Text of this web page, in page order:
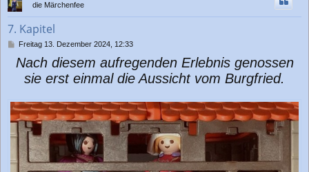
die Märchenfee
7. Kapitel
B
i
g
Freitag 13. Dezember 2024, 12:33
Nach diesem aufregenden Erlebnis genossen
sie erst einmal die Aussicht vom Burgfried.